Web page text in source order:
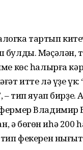
тартып
Мәҫәлән,
көс һалырға
итте лә үҙе
тип яуап бирҙе.
Владимир
ә бөгөн иһә
фекерен